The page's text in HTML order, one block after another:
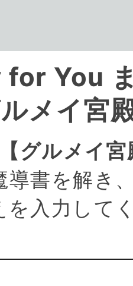
You
ルメイ
【グルメイ
導書を解き
を入力して